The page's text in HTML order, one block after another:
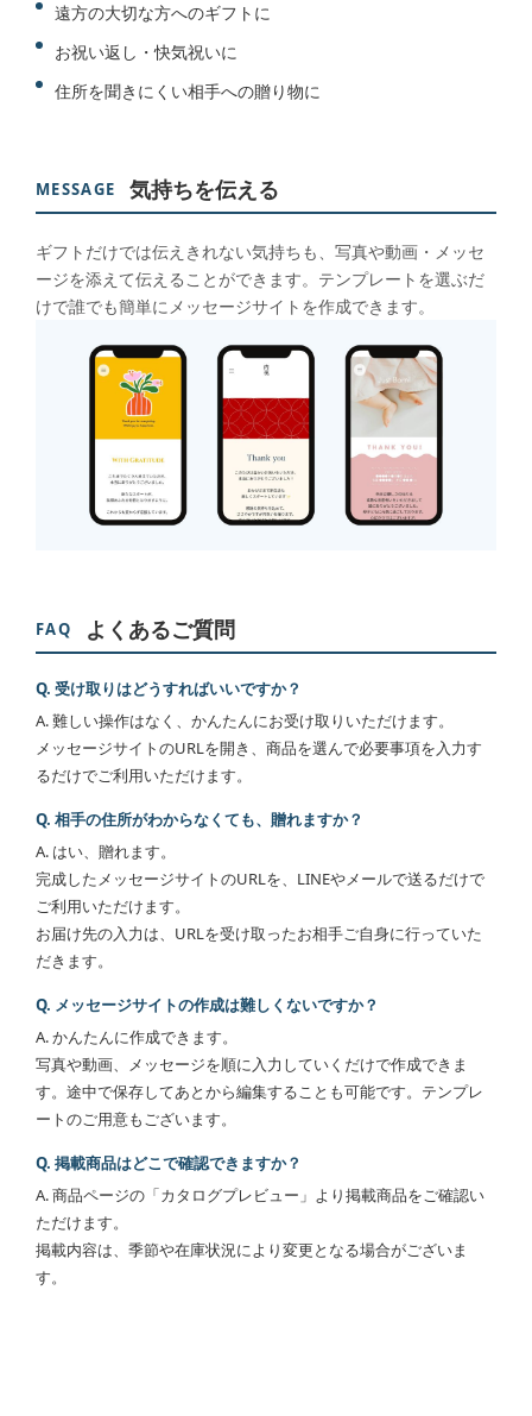
遠方の大切な方へのギフトに
お祝い返し・快気祝いに
住所を聞きにくい相手への贈り物に
MESSAGE 気持ちを伝える
ギフトだけでは伝えきれない気持ちも、写真や動画・メッセ
ージを添えて伝えることができます。テンプレートを選ぶだ
けで誰でも簡単にメッセージサイトを作成できます。
FAQ よくあるご質問
Q. 受け取りはどうすればいいですか？
A. 難しい操作はなく、かんたんにお受け取りいただけます。
メッセージサイトのURLを開き、商品を選んで必要事項を入力す
るだけでご利用いただけます。
Q. 相手の住所がわからなくても、贈れますか？
A. はい、贈れます。
完成したメッセージサイトのURLを、LINEやメールで送るだけで
ご利用いただけます。
お届け先の入力は、URLを受け取ったお相手ご自身に行っていた
だきます。
Q. メッセージサイトの作成は難しくないですか？
A. かんたんに作成できます。
写真や動画、メッセージを順に入力していくだけで作成できま
す。途中で保存してあとから編集することも可能です。テンプレ
ートのご用意もございます。
Q. 掲載商品はどこで確認できますか？
A. 商品ページの「カタログプレビュー」より掲載商品をご確認い
ただけます。
掲載内容は、季節や在庫状況により変更となる場合がございま
す。